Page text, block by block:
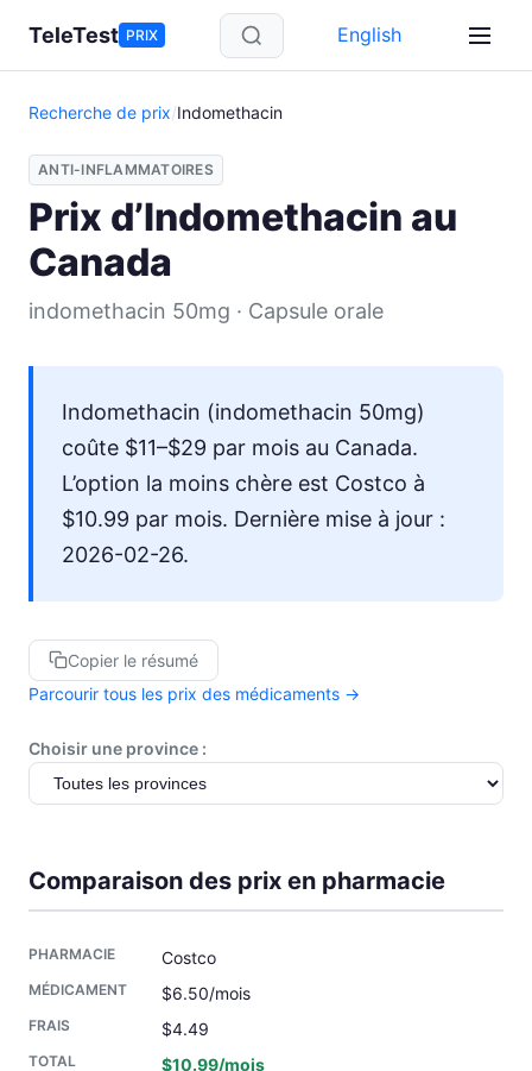
Aller au contenu principal
TeleTest PRIX English
Recherche de prix/Indomethacin
ANTI-INFLAMMATOIRES
Prix d’Indomethacin au
Canada
indomethacin 50mg · Capsule orale
Indomethacin (indomethacin 50mg)
coûte $11–$29 par mois au Canada.
L’option la moins chère est Costco à
$10.99 par mois. Dernière mise à jour :
2026-02-26.
Copier le résumé
Parcourir tous les prix des médicaments →
Choisir une province :
Comparaison des prix en pharmacie
Costco
$6.50/mois
$4.49
$10.99/mois